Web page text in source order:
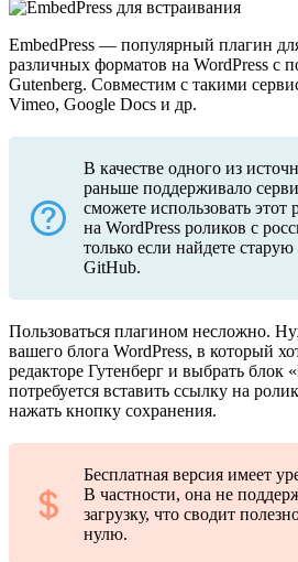
EmbedPress — популярный плагин
различных форматов на WordPress с
Gutenberg. Совместим с такими
Vimeo, Google Docs и др.
В качестве одного из
раньше поддерживало
сможете использовать этот
на WordPress роликов с
только если найдете
GitHub.
Пользоваться плагином несложно.
вашего блога WordPress, в который
редакторе Гутенберг и выбрать блок
потребуется вставить ссылку на
нажать кнопку сохранения.
Бесплатная версия имеет
В частности, она не
загрузку, что сводит
нулю.